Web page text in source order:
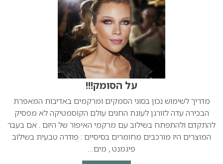
על הסומק!!!
מדריך לשימוש נכון בסוגי הסמקים ומרקמים באדיבות המאפרת
הבכירה עדה לזורגן לעונת החגים עולם הקוסמטיקה לא מפסיק
להתקדם ולהתפתח בשילוב עם מרקמי האיפור של היום . אם בעבר
המוצרים היו מורכבים מחומרים בסיסיים : פודרה טבעית בשילוב
פיגמנט , מים…